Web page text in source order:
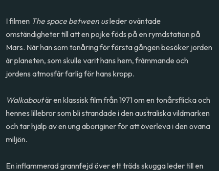
I filmen The space between usleder oväntade
omständigheter till att en pojke föds på en rymdstation på
Mars. När han som tonåring för första gången besöker jorden
är planeten, som skulle varit hans hem, främmande och
jordens atmosfär farlig för hans kropp.
Walkaboutär en klassisk film från 1971 om en tonårsflicka och
hennes lillebror som bli strandade i den australiska vildmarken
och tar hjälp av en ung aboriginer för att överleva i den ovana
miljön.
En inflammerad grannfejd över ett träds skugga leder till en